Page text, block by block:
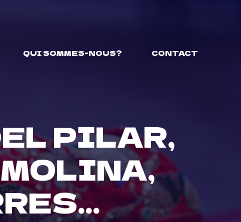
QUI SOMMES-NOUS? CONTACT
PILAR,